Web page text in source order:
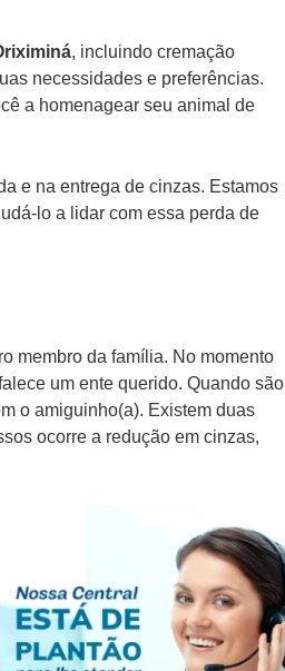
, incluindo cremação
necessidades e preferências.
a homenagear seu animal de
e na entrega de cinzas. Estamos
lo a lidar com essa perda de
membro da família. No momento
um ente querido. Quando são
o amiguinho(a). Existem duas
ocorre a redução em cinzas,